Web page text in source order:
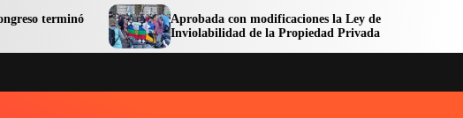
Aprobada con modificaciones la Ley de
Inviolabilidad de la Propiedad Privada